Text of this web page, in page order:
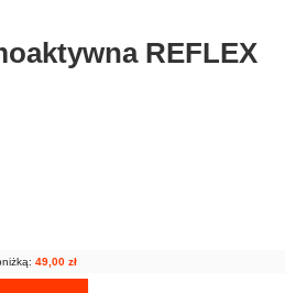
REFLEX
49,00 zł